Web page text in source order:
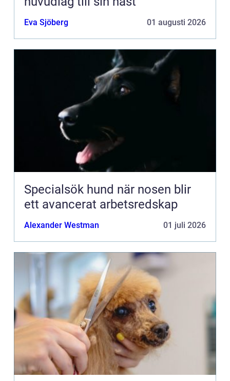
Eva Sjöberg 01 augusti 2026
Specialsök hund när nosen blir
ett avancerat arbetsredskap
Alexander Westman 01 juli 2026